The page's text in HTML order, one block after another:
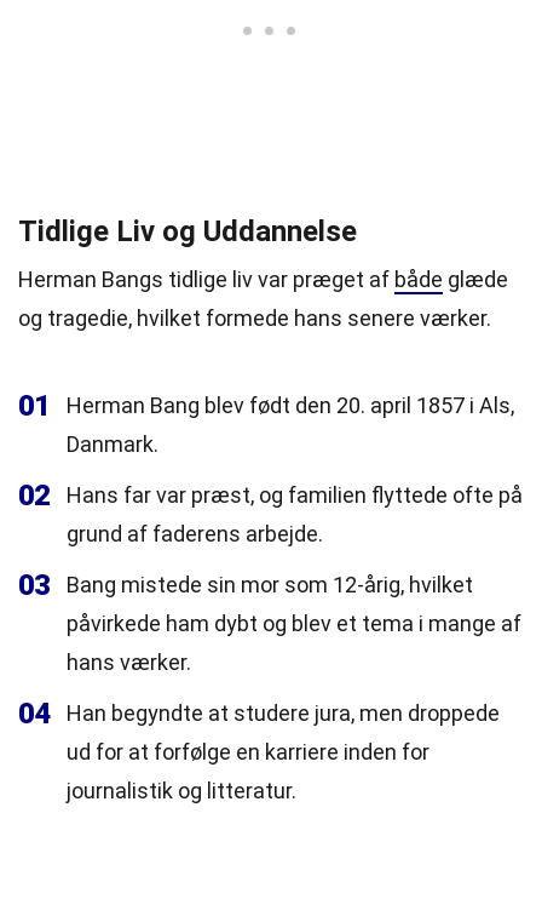
Tidlige Liv og Uddannelse
Herman Bangs tidlige liv var præget af både glæde
og tragedie, hvilket formede hans senere værker.
01
Herman Bang blev født den 20. april 1857 i Als,
Danmark.
02
Hans far var præst, og familien flyttede ofte på
grund af faderens arbejde.
03
Bang mistede sin mor som 12-årig, hvilket
påvirkede ham dybt og blev et tema i mange af
hans værker.
04
Han begyndte at studere jura, men droppede
ud for at forfølge en karriere inden for
journalistik og litteratur.